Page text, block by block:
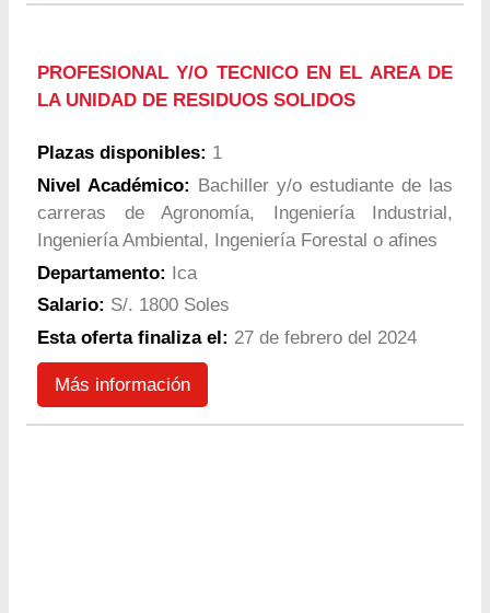
PROFESIONAL Y/O TECNICO EN EL AREA DE
LA UNIDAD DE RESIDUOS SOLIDOS
Plazas disponibles: 1
Nivel Académico: Bachiller y/o estudiante de las
carreras de Agronomía, Ingeniería Industrial,
Ingeniería Ambiental, Ingeniería Forestal o afines
Departamento: Ica
Salario: S/. 1800 Soles
Esta oferta finaliza el: 27 de febrero del 2024
Más información